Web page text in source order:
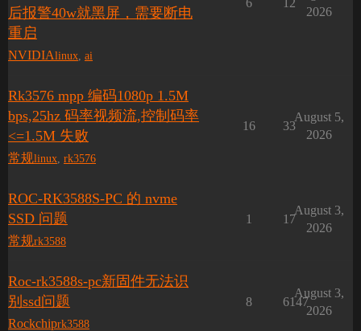
后报警40w就黑屏，需要断电
重启
NVIDIAlinux ai
6 12
2026
Rk3576 mpp 编码1080p 1.5M
bps,25hz 码率视频流,控制码率
<=1.5M 失败
常规linux rk3576
16 33
August 5,
2026
ROC-RK3588S-PC 的 nvme
SSD 问题
常规rk3588
1 17
August 3,
2026
Roc-rk3588s-pc新固件无法识
别ssd问题
Rockchiprk3588
8 6147
August 3,
2026